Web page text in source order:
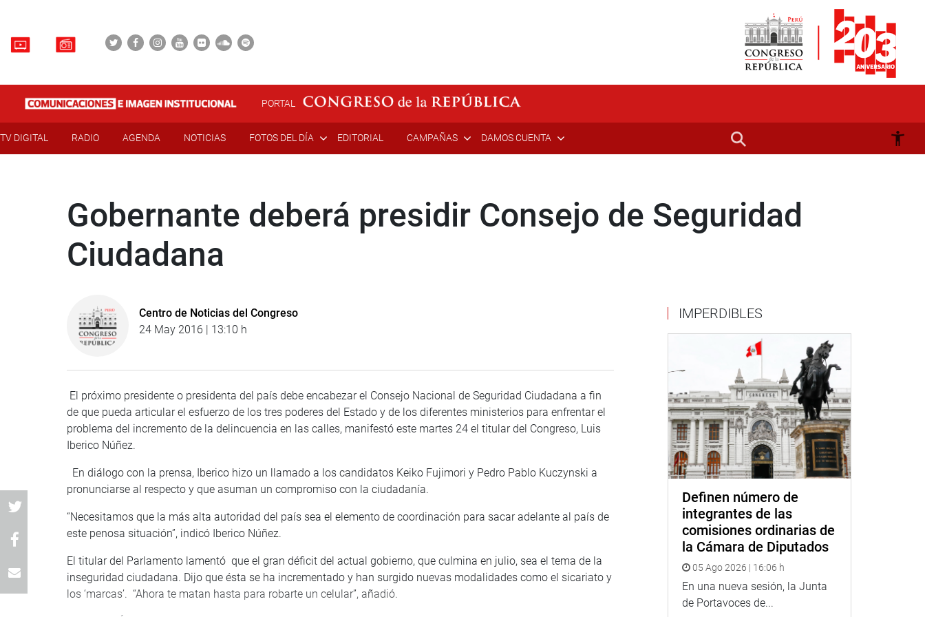
PORTAL
TV DIGITAL RADIO AGENDA NOTICIAS FOTOS DEL DÍA EDITORIAL CAMPAÑAS DAMOS CUENTA
Gobernante deberá presidir Consejo de Seguridad
Ciudadana
Centro de Noticias del Congreso
24 May 2016 | 13:10 h
El próximo presidente o presidenta del país debe encabezar el Consejo Nacional de Seguridad Ciudadana a fin
de que pueda articular el esfuerzo de los tres poderes del Estado y de los diferentes ministerios para enfrentar el
problema del incremento de la delincuencia en las calles, manifestó este martes 24 el titular del Congreso, Luis
Iberico Núñez.
En diálogo con la prensa, Iberico hizo un llamado a los candidatos Keiko Fujimori y Pedro Pablo Kuczynski a
pronunciarse al respecto y que asuman un compromiso con la ciudadanía.
“Necesitamos que la más alta autoridad del país sea el elemento de coordinación para sacar adelante al país de
este penosa situación”, indicó Iberico Núñez.
El titular del Parlamento lamentó que el gran déficit del actual gobierno, que culmina en julio, sea el tema de la
inseguridad ciudadana. Dijo que ésta se ha incrementado y han surgido nuevas modalidades como el sicariato y
los ‘marcas’. “Ahora te matan hasta para robarte un celular”, añadió.
IMPERDIBLES
Definen número de
integrantes de las
comisiones ordinarias de
la Cámara de Diputados
05 Ago 2026 | 16:06 h
En una nueva sesión, la Junta
de Portavoces de...